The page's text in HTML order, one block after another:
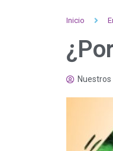
Inicio